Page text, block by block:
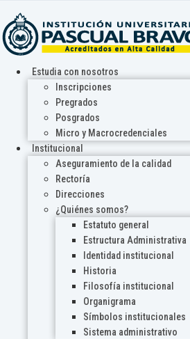
Estudia con nosotros
Inscripciones
Pregrados
Posgrados
Micro y Macrocredenciales
Institucional
Aseguramiento de la calidad
Rectoría
Direcciones
¿Quiénes somos?
Estatuto general
Estructura Administrativa
Identidad institucional
Historia
Filosofía institucional
Organigrama
Símbolos institucionales
Sistema administrativo